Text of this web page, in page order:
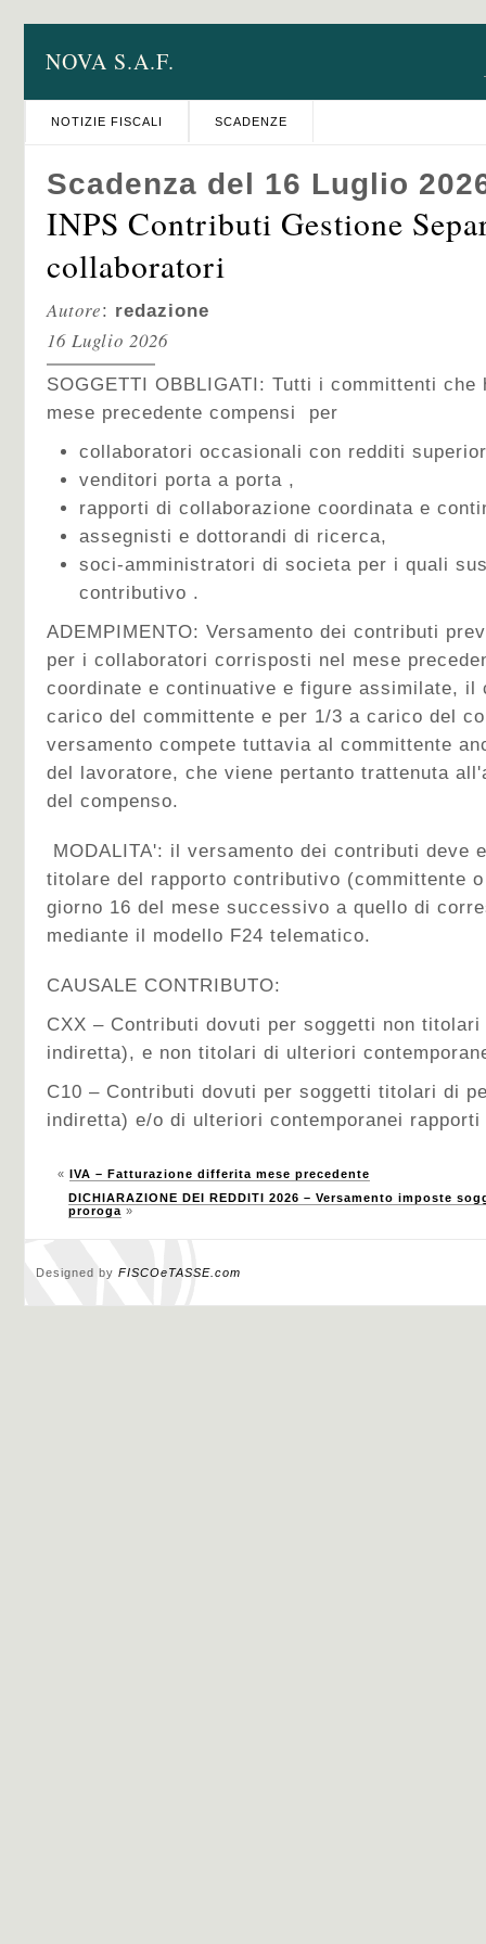
NOVA S.A.F.
NOTIZIE FISCALI SCADENZE
Scadenza del 16 Luglio
INPS Contributi Gestione
collaboratori
Autore: redazione
16 Luglio 2026
SOGGETTI OBBLIGATI: Tutti i committenti
mese precedente compensi per
collaboratori occasionali con redditi
venditori porta a porta ,
rapporti di collaborazione coordinata e
assegnisti e dottorandi di ricerca,
soci-amministratori di societa per i quali
contributivo .
ADEMPIMENTO: Versamento dei contributi
per i collaboratori corrisposti nel mese
coordinate e continuative e figure assimilate, il
carico del committente e per 1/3 a carico del
versamento compete tuttavia al committente
del lavoratore, che viene pertanto trattenuta
del compenso.
MODALITA': il versamento dei contributi deve
titolare del rapporto contributivo (committente
giorno 16 del mese successivo a quello di
mediante il modello F24 telematico.
CAUSALE CONTRIBUTO:
CXX – Contributi dovuti per soggetti non
indiretta), e non titolari di ulteriori
C10 – Contributi dovuti per soggetti titolari di
indiretta) e/o di ulteriori contemporanei
« IVA – Fatturazione differita mese precedente
DICHIARAZIONE DEI REDDITI 2026 – Versamento imposte
proroga »
Designed by FISCOeTASSE.com